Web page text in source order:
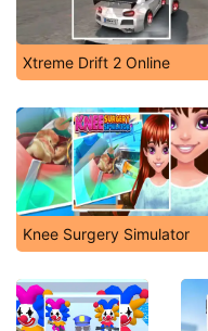
Xtreme Drift 2 Online
Knee Surgery Simulator